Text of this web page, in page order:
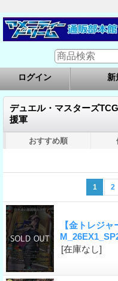
ログイン 新
デュエル・マスターズ
援軍
おすすめ順
1 2
【金トレジ
[在庫なし]